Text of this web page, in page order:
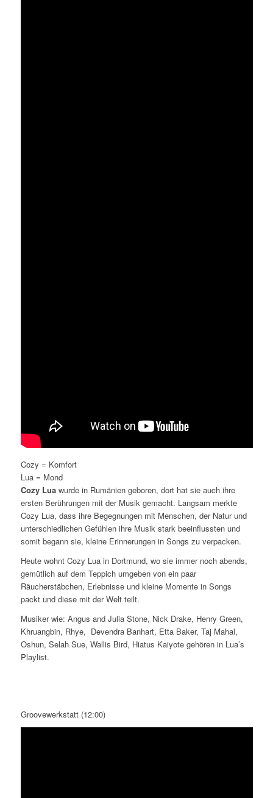
Cozy = Komfort
Lua = Mond
Cozy Luawurde in Rumänien geboren, dort hat sie auch ihre
ersten Berührungen mit der Musik gemacht. Langsam merkte
Cozy Lua, dass ihre Begegnungen mit Menschen, der Natur und
unterschiedlichen Gefühlen ihre Musik stark beeinflussten und
somit begann sie, kleine Erinnerungen in Songs zu verpacken.
Heute wohnt Cozy Lua in Dortmund, wo sie immer noch abends,
gemütlich auf dem Teppich umgeben von ein paar
Räucherstäbchen, Erlebnisse und kleine Momente in Songs
packt und diese mit der Welt teilt.
Musiker wie: Angus and Julia Stone, Nick Drake, Henry Green,
Khruangbin, Rhye, Devendra Banhart, Etta Baker, Taj Mahal,
Oshun, Selah Sue, Wallis Bird, Hiatus Kaiyote gehören in Lua’s
Playlist.
Groovewerkstatt (12:00)